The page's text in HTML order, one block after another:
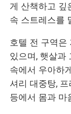
게 산책하고 깊
속 스트레스를
호텔 전 구역은
있으며, 햇살과
속에서 우아하
셔리 대중탕,
등에서 몸과 마